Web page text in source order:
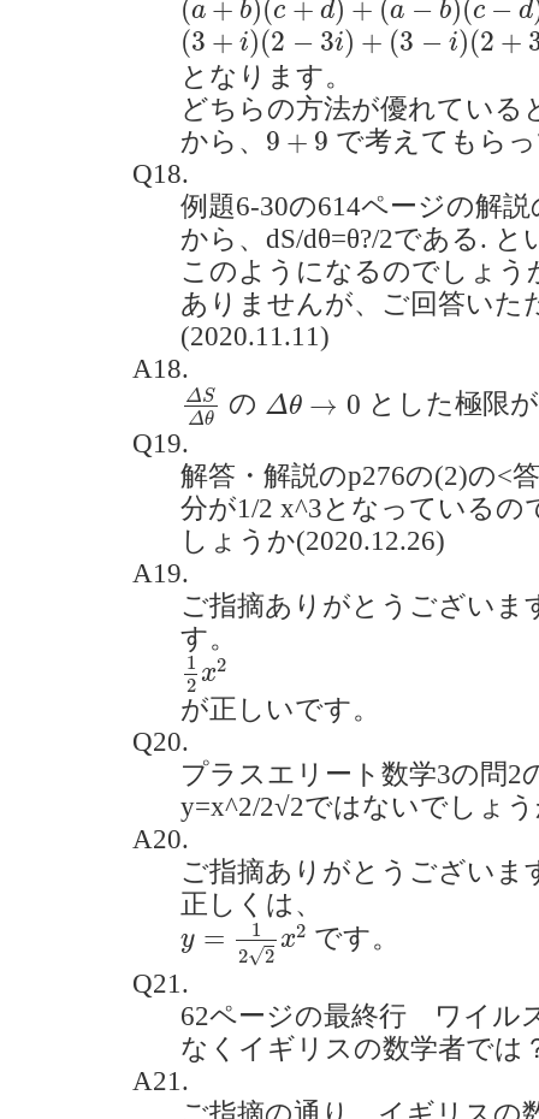
(a + b)(c + d) + (a − b)(c − d
(3 + i)(2 − 3i) + (3 − i)(2 +
(3 i (2−3 i) +(3 − i )(2 i)=12 + 6
となります。
どちらの方法が優れてい
から、 9 + 9
9 +9
で考えてもら
Q18.
例題6-30の614ページの解
から、dS/dθ=θ?/2である.
このようになるのでしょう
ありませんが、ご回答いた
(2020.11.11)
A18.
ΔS
Δθ
ΔSΔ θ
の Δθ → 0
Δθ→ 0
とした極限
Q19.
解答・解説のp276の(2)の<
分が1/2 x^3となっている
しょうか(2020.12.26)
A19.
ご指摘ありがとうございま
す。
1
2 x2
12 x2
が正しいです。
Q20.
プラスエリート数学3の問2
y=x^2/2√2ではないでしょう
A20.
ご指摘ありがとうございま
正しくは、
y =
1
2√2
x2
y= 12 2x2
です。
Q21.
62ページの最終行 ワイル
なくイギリスの数学者では
A21.